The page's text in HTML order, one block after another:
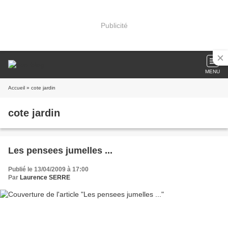
Publicité
MENU
Accueil » cote jardin
cote jardin
Les pensees jumelles ...
Publié le 13/04/2009 à 17:00
Par Laurence SERRE